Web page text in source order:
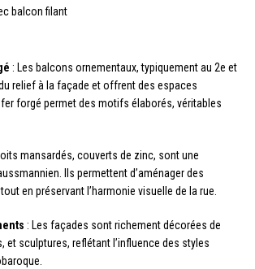
balcon filant
: Les balcons ornementaux, typiquement au 2e et
relief à la façade et offrent des espaces
forgé permet des motifs élaborés, véritables
mansardés, couverts de zinc, sont une
Ils permettent d’aménager des
en préservant l’harmonie visuelle de la rue.
: Les façades sont richement décorées de
et sculptures, reflétant l’influence des styles